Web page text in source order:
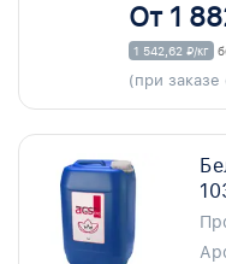
От 1
1 542,62 ₽/кг
(при заказе